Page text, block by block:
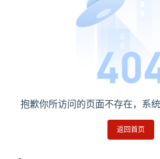
抱歉你所访问的页面不存在，系
返回首页